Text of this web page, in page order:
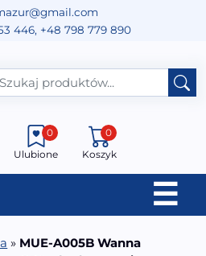
446, +48 798 779 890
Ulubione
0
Koszyk
0
☰
» MUE-A005B Wanna